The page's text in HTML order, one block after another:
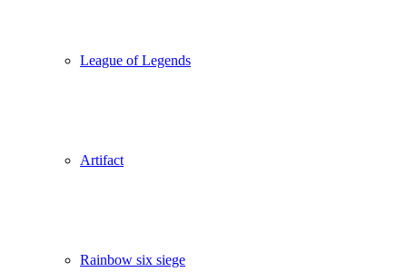
League of Legends
Artifact
Rainbow six siege